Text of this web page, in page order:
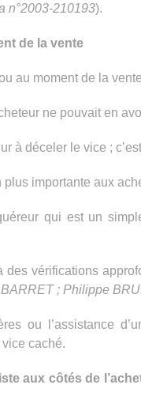
n°2003-210193).
de la vente
au moment de la
ne pouvait en
à déceler le vice ;
importante aux
qui est un
des vérifications
; Philippe
ou l’assistance
vice caché.
aux côtés de